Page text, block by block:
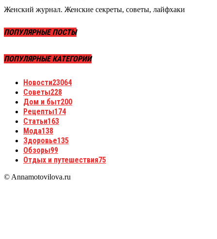
Женский журнал. Женские секреты, советы, лайфхаки
ПОПУЛЯРНЫЕ ПОСТЫ
ПОПУЛЯРНЫЕ КАТЕГОРИИ
Новости23064
Советы228
Дом и быт200
Рецепты174
Статьи163
Мода138
Здоровье135
Обзоры99
Отдых и путешествия75
© Annamotovilova.ru